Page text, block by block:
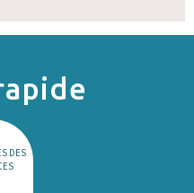
DES